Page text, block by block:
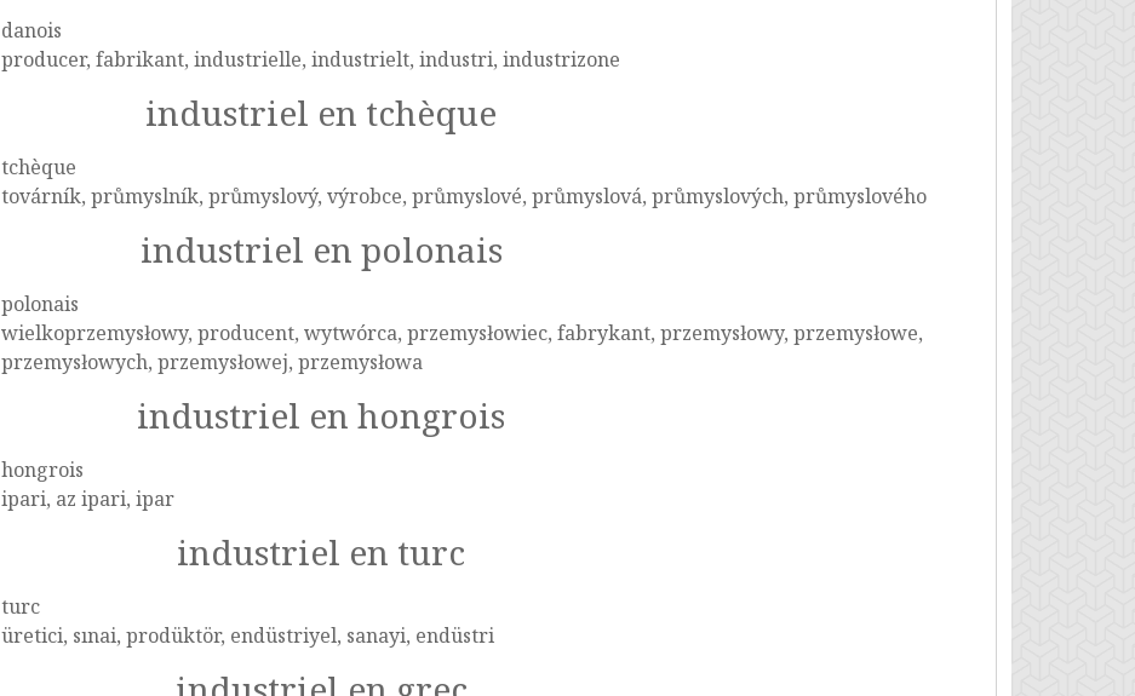
danois
producer, fabrikant, industrielle, industrielt, industri, industrizone
industriel en tchèque
tchèque
továrník, průmyslník, průmyslový, výrobce, průmyslové, průmyslová, průmyslových, průmyslového
industriel en polonais
polonais
wielkoprzemysłowy, producent, wytwórca, przemysłowiec, fabrykant, przemysłowy, przemysłowe,
przemysłowych, przemysłowej, przemysłowa
industriel en hongrois
hongrois
ipari, az ipari, ipar
industriel en turc
turc
üretici, sınai, prodüktör, endüstriyel, sanayi, endüstri